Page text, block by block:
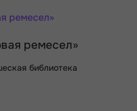
ремесел»
библиотека